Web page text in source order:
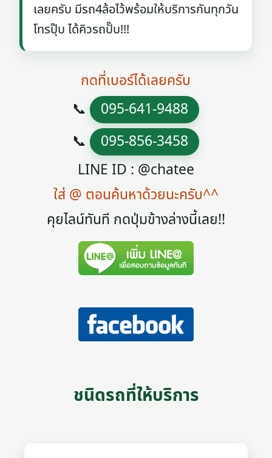
เลยครับ มีรถ4ล้อไว้พร้อมให้บริการกันทุกวัน
โทรปุ๊บ ได้คิวรถปั๊บ!!!
กดที่เบอร์ได้เลยครับ
📞 095-641-9488
📞 095-856-3458
LINE ID : @chatee
ใส่ @ ตอนค้นหาด้วยนะครับ^^
คุยไลน์ทันที กดปุ่มข้างล่างนี้เลย!!
ชนิดรถที่ให้บริการ